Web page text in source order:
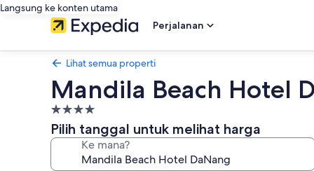
Langsung ke konten utama
Perjalanan
Lihat semua properti
Mandila Beach Hotel
Properti
bintang
4.0
Pilih tanggal untuk melihat harga
Ke mana?